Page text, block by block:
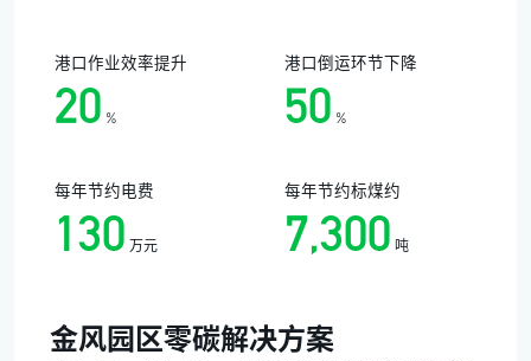
港口作业效率提升
20 %
港口倒运环节下降
50 %
每年节约电费
130 万元
每年节约标煤约
7,300 吨
金风园区零碳解决方案